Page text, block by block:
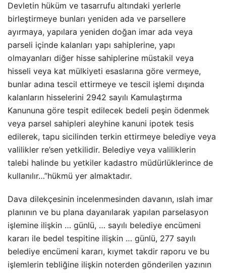
Devletin hüküm ve tasarrufu altındaki yerlerle
birleştirmeye bunları yeniden ada ve parsellere
ayırmaya, yapılara yeniden doğan imar ada veya
parseli içinde kalanları yapı sahiplerine, yapı
olmayanları diğer hisse sahiplerine müstakil veya
hisseli veya kat mülkiyeti esaslarına göre vermeye,
bunlar adına tescil ettirmeye ve tescil işlemi dışında
kalanların hisselerini 2942 sayılı Kamulaştırma
Kanununa göre tespit edilecek bedeli peşin ödenmek
veya parsel sahipleri aleyhine kanuni ipotek tesis
edilerek, tapu sicilinden terkin ettirmeye belediye veya
valilikler re’sen yetkilidir. Belediye veya valiliklerin
talebi halinde bu yetkiler kadastro müdürlüklerince de
kullanılır…”hükmü yer almaktadır.
Dava dilekçesinin incelenmesinden davanın, ıslah imar
planının ve bu plana dayanılarak yapılan parselasyon
işlemine ilişkin … günlü, … sayılı belediye encümeni
kararı ile bedel tespitine ilişkin … günlü, 277 sayılı
belediye encümeni kararı, kıymet takdir raporu ve bu
işlemlerin tebliğine ilişkin noterden gönderilen yazının